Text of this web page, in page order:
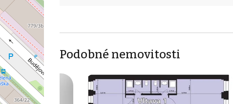
Podobné nemovitosti